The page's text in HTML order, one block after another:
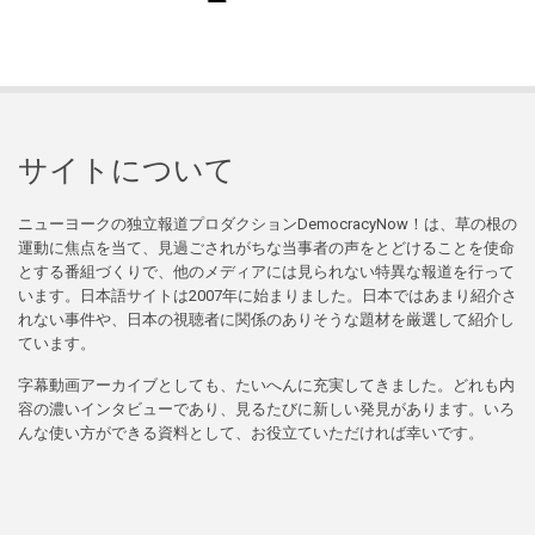
サイトについて
ニューヨークの独立報道プロダクションDemocracyNow！は、草の根の
運動に焦点を当て、見過ごされがちな当事者の声をとどけることを使命
とする番組づくりで、他のメディアには見られない特異な報道を行って
います。日本語サイトは2007年に始まりました。日本ではあまり紹介さ
れない事件や、日本の視聴者に関係のありそうな題材を厳選して紹介し
ています。
字幕動画アーカイブとしても、たいへんに充実してきました。どれも内
容の濃いインタビューであり、見るたびに新しい発見があります。いろ
んな使い方ができる資料として、お役立ていただければ幸いです。